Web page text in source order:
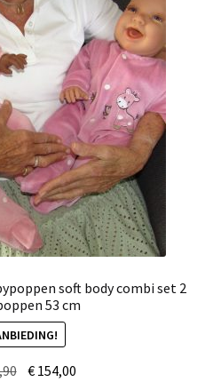
soft body combi set 2
53 cm
Oorspronkelijke
€ 154,00